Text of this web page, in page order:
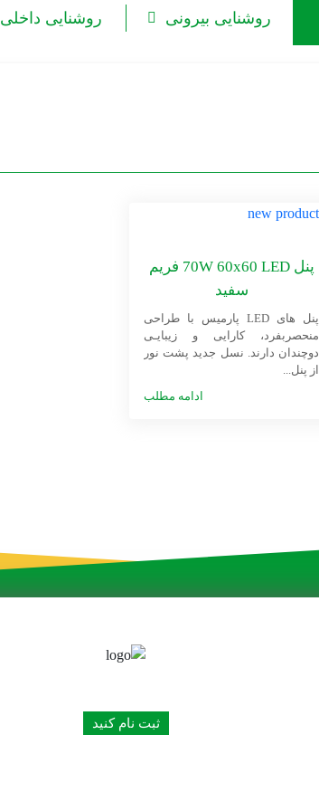
روشنایی بیرونی روشنایی داخلی
پنل 70W 60x60 LED فریم
سفید
پنل های LED پارمیس با طراحی
منحصربفرد، کارایی و زیبایـی
دوچندان دارند. نسل جدید پشت نور
از پنل‌...
ادامه مطلب
ثبت نام کنید